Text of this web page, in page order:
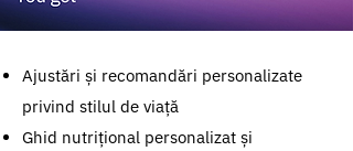
Ajustări și recomandări personalizate
privind stilul de viață
Ghid nutrițional personalizat și